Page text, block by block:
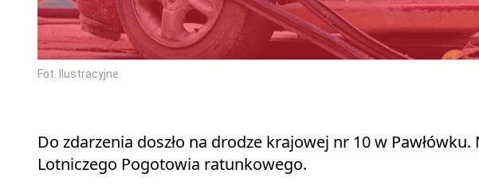
Fot. Ilustracyjne
Do zdarzenia doszło na drodze krajowej nr 10 w
Lotniczego Pogotowia ratunkowego.